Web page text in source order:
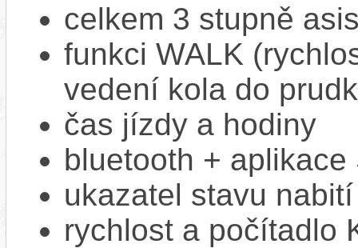
celkem 3 stupně
funkci WALK
vedení kola do
čas jízdy a hodiny
bluetooth +
ukazatel stavu
rychlost a počítadlo